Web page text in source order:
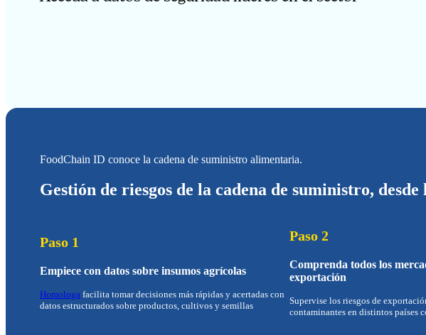
FoodChain ID conoce la cadena de suministro alimentaria.
Gestión de riesgos de la cadena de suministro,
Paso 1
Empiece con datos sobre insumos agrícolas
Homologa facilita tomar decisiones más rápidas y acertadas con
datos estructurados sobre productos, cultivos y semillas
Paso 2
Comprenda todos los
exportación
Supervise los riesgos de
contaminantes en distintos países